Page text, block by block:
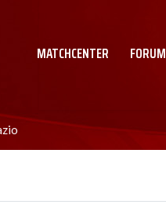
MATCHCENTER FORUM